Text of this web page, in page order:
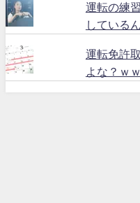
運転の練
している
運転免許
よな？ｗ